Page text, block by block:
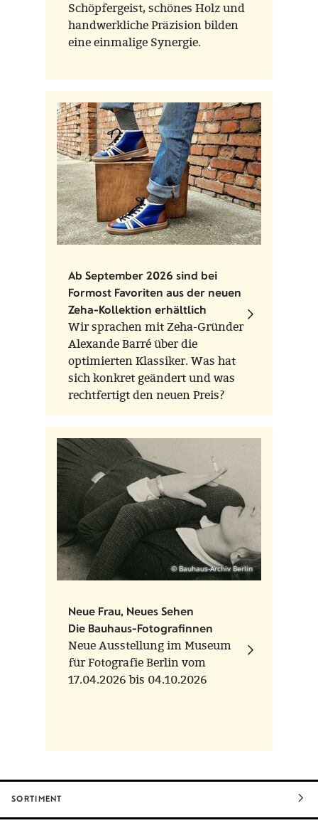
Schöpfergeist, schönes Holz und
handwerkliche Präzision bilden
eine einmalige Synergie.
Ab September 2026 sind bei
Formost Favoriten aus der neuen
Zeha-Kollektion erhältlich
Wir sprachen mit Zeha-Gründer
Alexande Barré über die
optimierten Klassiker. Was hat
sich konkret geändert und was
rechtfertigt den neuen Preis?
© Bauhaus-Archiv Berlin
Neue Frau, Neues Sehen
Die Bauhaus-Fotografinnen
Neue Ausstellung im Museum
für Fotografie Berlin vom
17.04.2026 bis 04.10.2026
SORTIMENT